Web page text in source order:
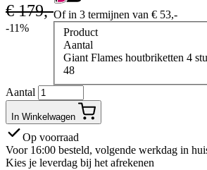
€179,-
-11%
Of in 3 termijnen van € 53,-
Product
Aantal
Giant Flames houtbriketten 4
48
Aantal
In Winkelwagen
Op voorraad
Voor 16:00 besteld, volgende werkdag in
Kies je leverdag bij het afrekenen